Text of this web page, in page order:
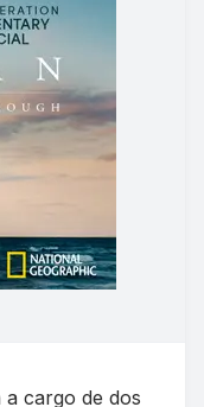
cargo de dos